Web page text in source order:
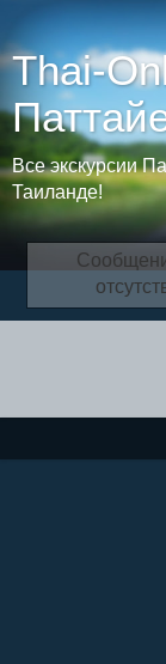
Thai-
Все экскурсии
Таиланде!